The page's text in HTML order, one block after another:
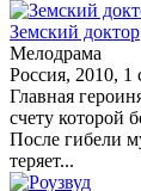
Земский доктор
Мелодрама
Россия, 2010, 1
Главная
счету которой
После гибели
теряет...